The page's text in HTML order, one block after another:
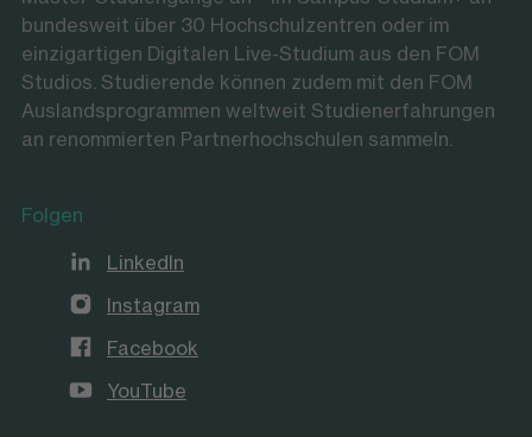
bundesweit über 30 Hochschulzentren oder im
einzigartigen Digitalen Live-Studium aus den FOM
Studios. Studierende können zudem mit den FOM
Auslandsprogrammen weltweit Studienerfahrungen
an renommierten Partnerhochschulen sammeln.
Folgen
LinkedIn
Instagram
Facebook
YouTube